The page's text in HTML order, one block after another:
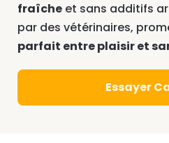
fraîche et sans additifs
par des vétérinaires,
parfait entre plaisir et
Essayer